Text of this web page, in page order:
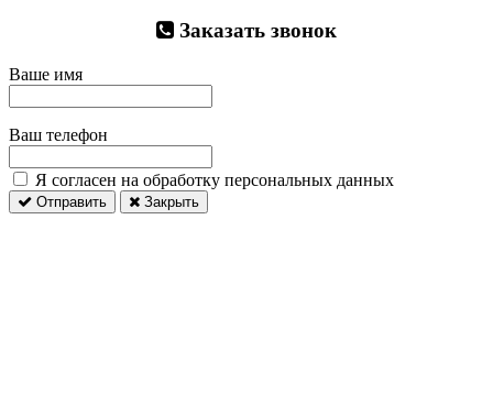
Заказать звонок
Ваше имя
Ваш телефон
Я согласен на обработку персональных данных
Отправить Закрыть